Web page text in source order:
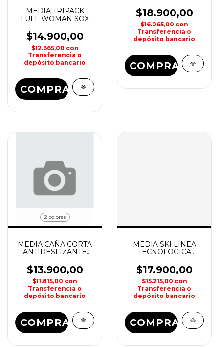
MEDIA TRIPACK
FULL WOMAN SOX
$14.900,00
$12.665,00 con
Transferencia o
depósito bancario
COMPRAR
$18.900,00
$16.065,00 con
Transferencia o
depósito bancario
COMPRAR
2 colores
MEDIA CAÑA CORTA
ANTIDESLIZANTE
$13.900,00
$11.815,00 con
Transferencia o
depósito bancario
COMPRAR
MEDIA SKI LINEA
TECNOLOGICA
$17.900,00
$15.215,00 con
Transferencia o
depósito bancario
COMPRAR